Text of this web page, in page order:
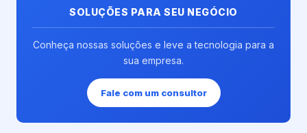
SOLUÇÕES PARA SEU NEGÓCIO
Conheça nossas soluções e leve a tecnologia para a
sua empresa.
Fale com um consultor